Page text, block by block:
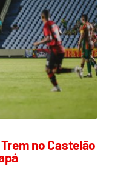
no Castelão